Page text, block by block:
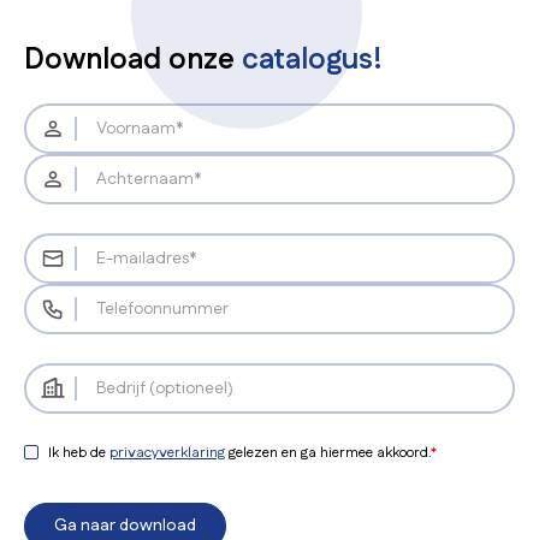
Download onze catalogus!
Ik heb de privacyverklaringgelezen en ga hiermee akkoord.*